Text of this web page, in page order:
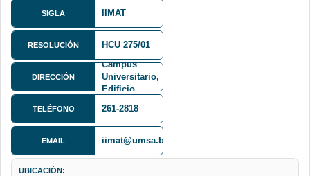
SIGLA IIMAT
RESOLUCIÓN HCU 275/01
DIRECCIÓN
Calle 27
Campus
Universitario,
Edificio
Primer Piso
TELÉFONO 261-2818
EMAIL iimat@umsa.bo
UBICACIÓN: